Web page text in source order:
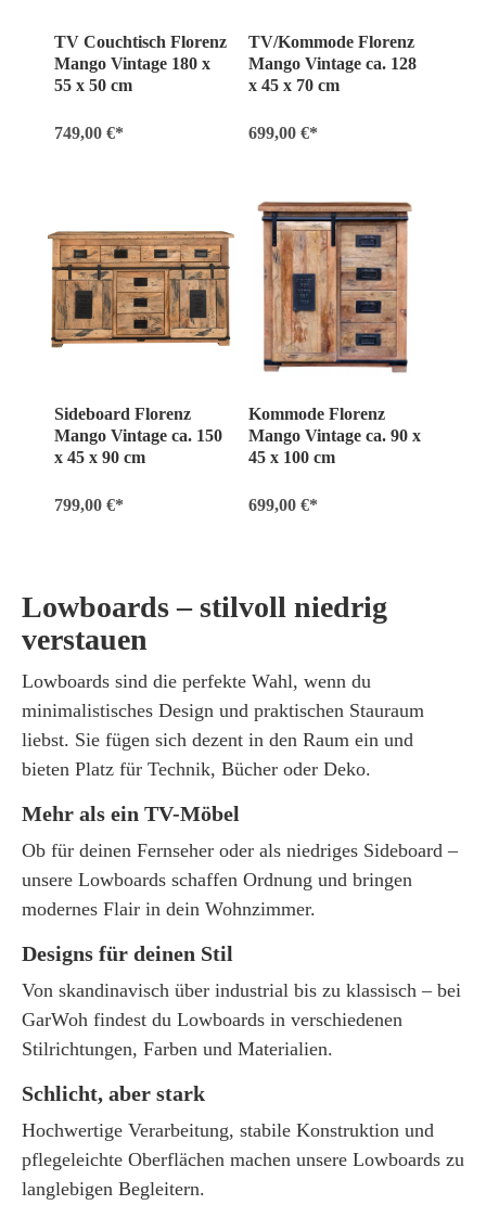
Lowboards – stilvoll niedrig
verstauen
Lowboards sind die perfekte Wahl, wenn du
minimalistisches Design und praktischen Stauraum
liebst. Sie fügen sich dezent in den Raum ein und
bieten Platz für Technik, Bücher oder Deko.
Mehr als ein TV-Möbel
Ob für deinen Fernseher oder als niedriges Sideboard –
unsere Lowboards schaffen Ordnung und bringen
modernes Flair in dein Wohnzimmer.
Designs für deinen Stil
Von skandinavisch über industrial bis zu klassisch – bei
GarWoh findest du Lowboards in verschiedenen
Stilrichtungen, Farben und Materialien.
Schlicht, aber stark
Hochwertige Verarbeitung, stabile Konstruktion und
pflegeleichte Oberflächen machen unsere Lowboards zu
langlebigen Begleitern.
TV Couchtisch Florenz
Mango Vintage 180 x
55 x 50 cm
749,00 €*
TV/Kommode Florenz
Mango Vintage ca. 128
x 45 x 70 cm
699,00 €*
Sideboard Florenz
Mango Vintage ca. 150
x 45 x 90 cm
799,00 €*
Kommode Florenz
Mango Vintage ca. 90 x
45 x 100 cm
699,00 €*